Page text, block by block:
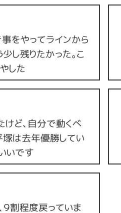
をやってラインから
し残りたかった。こ
した
ど、自分で動くべ
塚は去年優勝してい
いです
割程度戻っていま